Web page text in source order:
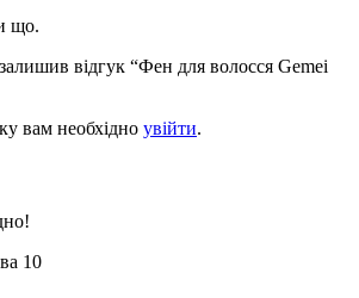
що.
відгук “Фен для волосся Gemei
вам необхідно увійти.
10